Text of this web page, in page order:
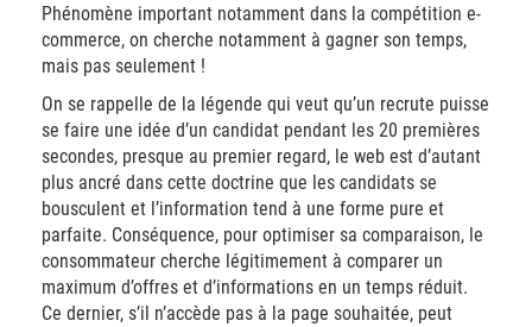
Phénomène important notamment dans la compétition e-
commerce, on cherche notamment à gagner son temps,
mais pas seulement !
On se rappelle de la légende qui veut qu’un recrute puisse
se faire une idée d’un candidat pendant les 20 premières
secondes, presque au premier regard, le web est d’autant
plus ancré dans cette doctrine que les candidats se
bousculent et l’information tend à une forme pure et
parfaite. Conséquence, pour optimiser sa comparaison, le
consommateur cherche légitimement à comparer un
maximum d’offres et d’informations en un temps réduit.
Ce dernier, s’il n’accède pas à la page souhaitée, peut